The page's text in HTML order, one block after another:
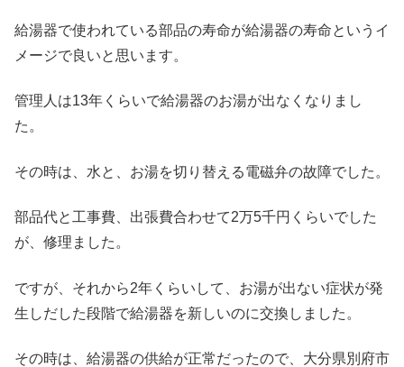
給湯器で使われている部品の寿命が給湯器の寿命というイ
メージで良いと思います。
管理人は13年くらいで給湯器のお湯が出なくなりまし
た。
その時は、水と、お湯を切り替える電磁弁の故障でした。
部品代と工事費、出張費合わせて2万5千円くらいでした
が、修理ました。
ですが、それから2年くらいして、お湯が出ない症状が発
生しだした段階で給湯器を新しいのに交換しました。
その時は、給湯器の供給が正常だったので、大分県別府市